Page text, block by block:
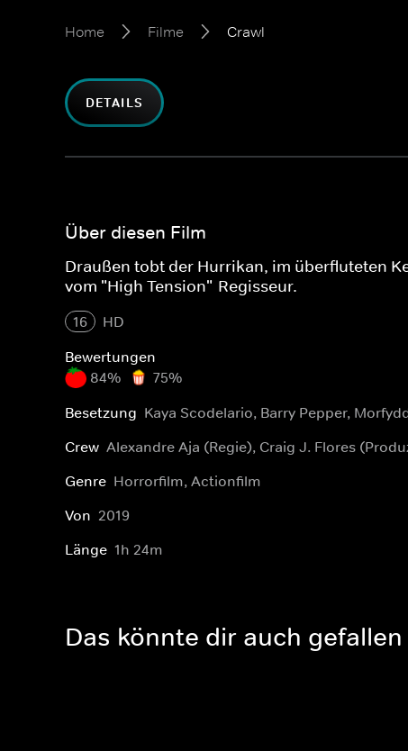
Home Filme Crawl
DETAILS
Über diesen Film
Draußen tobt der Hurrikan, im überfluteten
vom "High Tension"-Regisseur.
16
HD
Bewertungen
84%
75%
Besetzung Kaya Scodelario, Barry Pepper,
Crew Alexandre Aja (Regie), Craig J. Flores
Genre Horrorfilm, Actionfilm
Von 2019
Länge 1h 24m
Das könnte dir auch gefallen